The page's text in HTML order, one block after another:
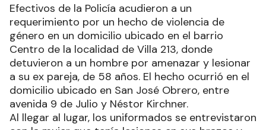
Efectivos de la Policía acudieron a un
requerimiento por un hecho de violencia de
género en un domicilio ubicado en el barrio
Centro de la localidad de Villa 213, donde
detuvieron a un hombre por amenazar y lesionar
a su ex pareja, de 58 años. El hecho ocurrió en el
domicilio ubicado en San José Obrero, entre
avenida 9 de Julio y Néstor Kirchner.
Al llegar al lugar, los uniformados se entrevistaron